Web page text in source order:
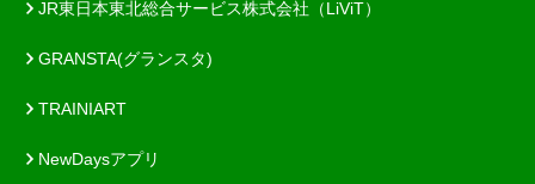
JR東日本東北総合サービス株式会社（LiViT）
GRANSTA(グランスタ)
TRAINIART
NewDaysアプリ